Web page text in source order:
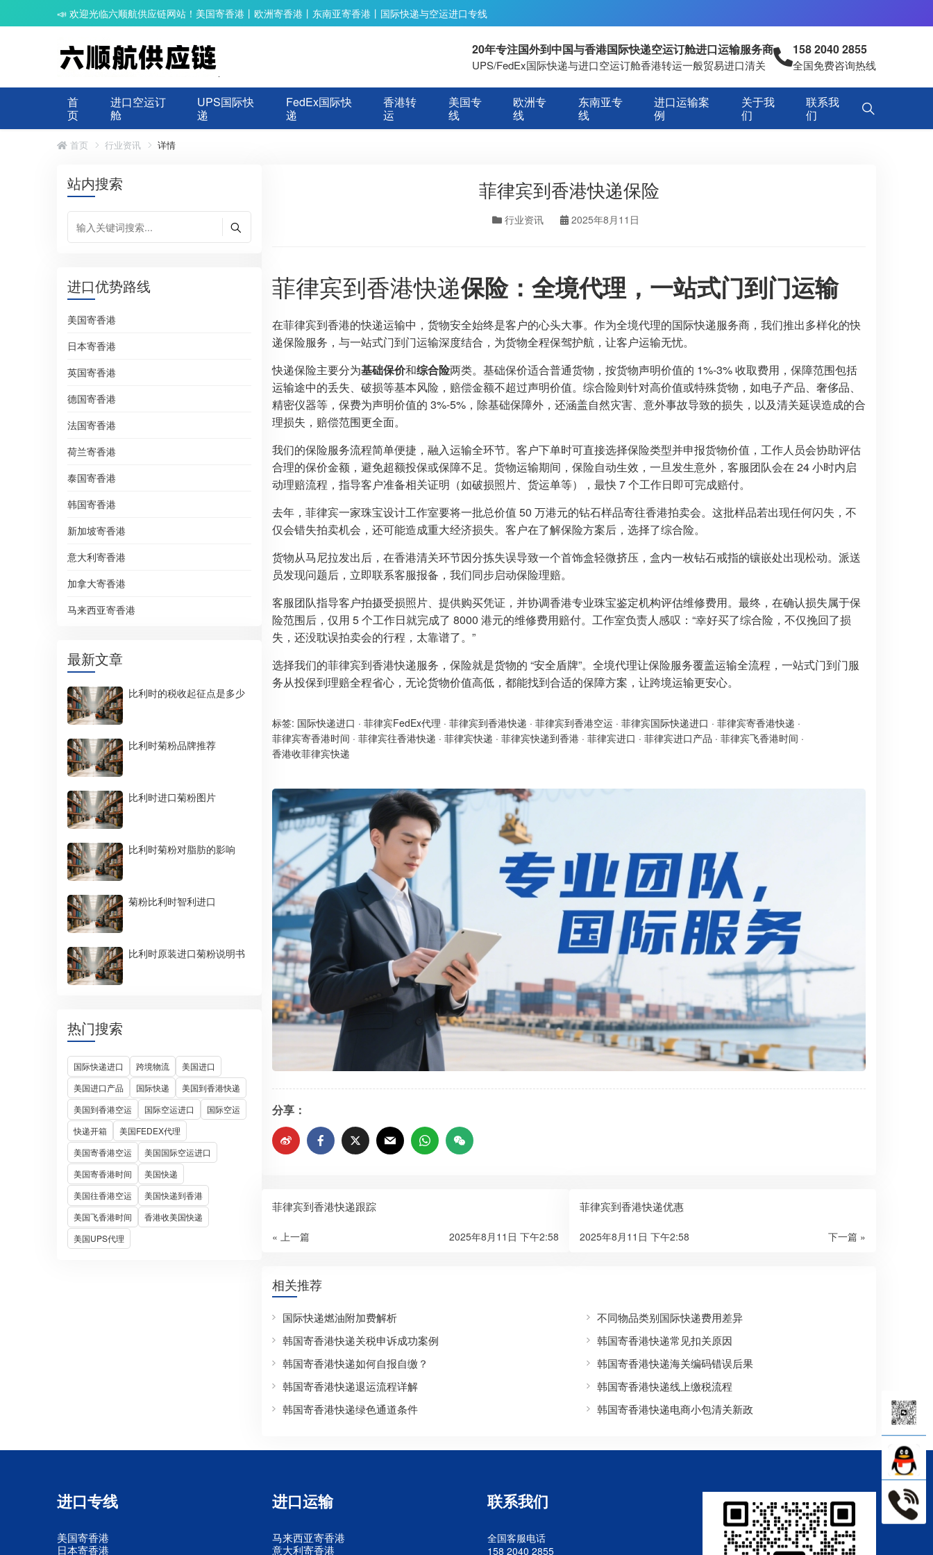
📣 欢迎光临六顺航供应链网站！美国寄香港丨欧洲寄香港丨东南亚寄香港丨国际快递与空运进口专线
20年专注国外到中国与香港国际快递空运订舱进口运输服务商
UPS/FedEx国际快递与进口空运订舱香港转运一般贸易进口清关
158 2040 2855
全国免费咨询热线
首
页
进口空运订
舱
UPS国际快
递
FedEx国际快
递
香港转
运
美国专
线
欧洲专
线
东南亚专
线
进口运输案
例
关于我
们
联系我
们
首页 行业资讯 详情
站内搜索
进口优势路线
美国寄香港
日本寄香港
英国寄香港
德国寄香港
法国寄香港
荷兰寄香港
泰国寄香港
韩国寄香港
新加坡寄香港
意大利寄香港
加拿大寄香港
马来西亚寄香港
最新文章
比利时的税收起征点是多少
比利时菊粉品牌推荐
比利时进口菊粉图片
比利时菊粉对脂肪的影响
菊粉比利时智利进口
比利时原装进口菊粉说明书
热门搜索
国际快递进口 跨境物流
美国进口
美国进口产品
国际快递
美国到香港快递
美国到香港空运
国际空运进口
国际空运
快递开箱
美国FEDEX代理
美国寄香港空运
美国国际空运进口
美国寄香港时间
美国快递
美国往香港空运
美国快递到香港
美国飞香港时间
香港收美国快递
美国UPS代理
菲律宾到香港快递保险
行业资讯 2025年8月11日
菲律宾到香港快递保险：全境代理，一站式门到门运输
在菲律宾到香港的快递运输中，货物安全始终是客户的心头大事。作为全境代理的国际快递服务商，我们推出多样化的快
递保险服务，与一站式门到门运输深度结合，为货物全程保驾护航，让客户运输无忧。
快递保险主要分为基础保价和综合险两类。基础保价适合普通货物，按货物声明价值的 1%-3% 收取费用，保障范围包括
运输途中的丢失、破损等基本风险，赔偿金额不超过声明价值。综合险则针对高价值或特殊货物，如电子产品、奢侈品、
精密仪器等，保费为声明价值的 3%-5%，除基础保障外，还涵盖自然灾害、意外事故导致的损失，以及清关延误造成的合
理损失，赔偿范围更全面。
我们的保险服务流程简单便捷，融入运输全环节。客户下单时可直接选择保险类型并申报货物价值，工作人员会协助评估
合理的保价金额，避免超额投保或保障不足。货物运输期间，保险自动生效，一旦发生意外，客服团队会在 24 小时内启
动理赔流程，指导客户准备相关证明（如破损照片、货运单等），最快 7 个工作日即可完成赔付。
去年，菲律宾一家珠宝设计工作室要将一批总价值 50 万港元的钻石样品寄往香港拍卖会。这批样品若出现任何闪失，不
仅会错失拍卖机会，还可能造成重大经济损失。客户在了解保险方案后，选择了综合险。
货物从马尼拉发出后，在香港清关环节因分拣失误导致一个首饰盒轻微挤压，盒内一枚钻石戒指的镶嵌处出现松动。派送
员发现问题后，立即联系客服报备，我们同步启动保险理赔。
客服团队指导客户拍摄受损照片、提供购买凭证，并协调香港专业珠宝鉴定机构评估维修费用。最终，在确认损失属于保
险范围后，仅用 5 个工作日就完成了 8000 港元的维修费用赔付。工作室负责人感叹：“幸好买了综合险，不仅挽回了损
失，还没耽误拍卖会的行程，太靠谱了。”
选择我们的菲律宾到香港快递服务，保险就是货物的 “安全盾牌”。全境代理让保险服务覆盖运输全流程，一站式门到门服
务从投保到理赔全程省心，无论货物价值高低，都能找到合适的保障方案，让跨境运输更安心。
标签: 国际快递进口 · 菲律宾FedEx代理 · 菲律宾到香港快递 · 菲律宾到香港空运 · 菲律宾国际快递进口 · 菲律宾寄香港快递 ·
菲律宾寄香港时间 · 菲律宾往香港快递 · 菲律宾快递 · 菲律宾快递到香港 · 菲律宾进口 · 菲律宾进口产品 · 菲律宾飞香港时间 ·
香港收菲律宾快递
分享：
菲律宾到香港快递跟踪
« 上一篇 2025年8月11日 下午2:58
菲律宾到香港快递优惠
下一篇 »
2025年8月11日 下午2:58
相关推荐
国际快递燃油附加费解析
不同物品类别国际快递费用差异
韩国寄香港快递关税申诉成功案例
韩国寄香港快递常见扣关原因
韩国寄香港快递如何自报自缴？
韩国寄香港快递海关编码错误后果
韩国寄香港快递退运流程详解
韩国寄香港快递线上缴税流程
韩国寄香港快递绿色通道条件
韩国寄香港快递电商小包清关新政
进口专线
美国寄香港
日本寄香港
进口运输
马来西亚寄香港
意大利寄香港
联系我们
全国客服电话
158 2040 2855